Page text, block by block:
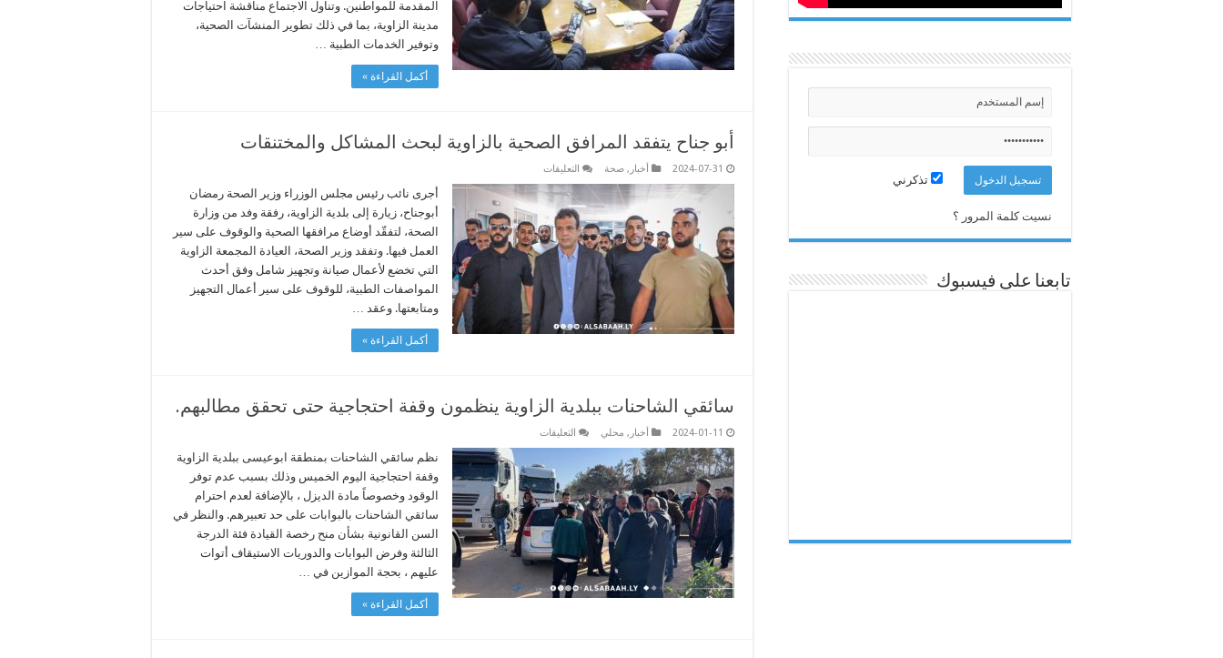
الخدمات
الصحية
بالبلدية
مغلقة
المقدمة للمواطنين. وتناول الاجتماع مناقشة احتياجات
مدينة الزاوية، بما في ذلك تطوير المنشآت الصحية،
وتوفير الخدمات الطبية …
أكمل القراءة »
أبو جناح يتفقد المرافق الصحية بالزاوية لبحث المشاكل والمختنقات
2024-07-31 أخبار , صحة التعليقات
جناح
يتفقد
المرافق
الصحية
بالزاوية
لبحث
المشاكل
والمختنقات
مغلقة
أجرى نائب رئيس مجلس الوزراء وزير الصحة رمضان
أبوجناح، زيارة إلى بلدية الزاوية، رفقة وفد من وزارة
الصحة، لتفقّد أوضاع مرافقها الصحية والوقوف على سير
العمل فيها. وتفقد وزير الصحة، العيادة المجمعة الزاوية
التي تخضع لأعمال صيانة وتجهيز شامل وفق أحدث
المواصفات الطبية، للوقوف على سير أعمال التجهيز
ومتابعتها. وعقد …
أكمل القراءة »
سائقي الشاحنات ببلدية الزاوية ينظمون وقفة احتجاجية حتى تحقق مطالبهم.
2024-01-11 أخبار , محلي التعليقات
الشاحنات
ببلدية
الزاوية
ينظمون
وقفة
احتجاجية
حتى
تحقق
مطالبهم.
مغلقة
نظم سائقي الشاحنات بمنطقة ابوعيسى ببلدية الزاوية
وقفة احتجاجية اليوم الخميس وذلك بسبب عدم توفر
الوقود وخصوصاً مادة الديزل ، بالإضافة لعدم احترام
سائقي الشاحنات بالبوابات على حد تعبيرهم. والنظر في
السن القانونية بشأن منح رخصة القيادة فئة الدرجة
الثالثة وفرض البوابات والدوريات الاستيقاف أتوات
عليهم ، بحجة الموازين في …
أكمل القراءة »
تذكرني
نسيت كلمة المرور ؟
تابعنا على فيسبوك